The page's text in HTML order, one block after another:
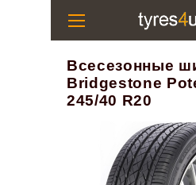
Всесезонные
Bridgestone
245/40 R20